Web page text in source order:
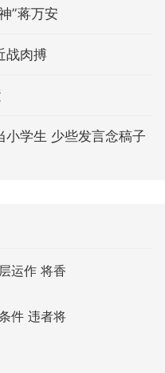
”蒋万安
战肉搏
小学生 少些发言念稿子
运作 将香
件 违者将